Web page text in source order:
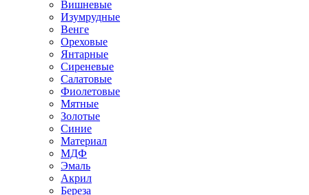
Вишневые
Изумрудные
Венге
Ореховые
Янтарные
Сиреневые
Салатовые
Фиолетовые
Мятные
Золотые
Синие
Материал
МДФ
Эмаль
Акрил
Береза